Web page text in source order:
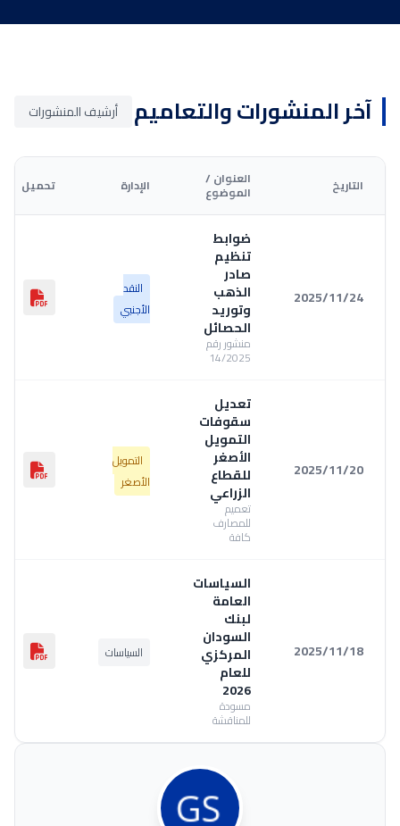
آخر المنشورات والتعاميم أرشيف المنشورات
التاريخ العنوان /
الموضوع الإدارة تحميل
2025/11/24
ضوابط
تنظيم
صادر
الذهب
وتوريد
الحصائل
منشور رقم
14/2025
النقد
الأجنبي
2025/11/20
تعديل
سقوفات
التمويل
الأصغر
للقطاع
الزراعي
تعميم
للمصارف
كافة
التمويل
الأصغر
2025/11/18
السياسات
العامة
لبنك
السودان
المركزي
للعام
2026
مسودة
للمناقشة
السياسات